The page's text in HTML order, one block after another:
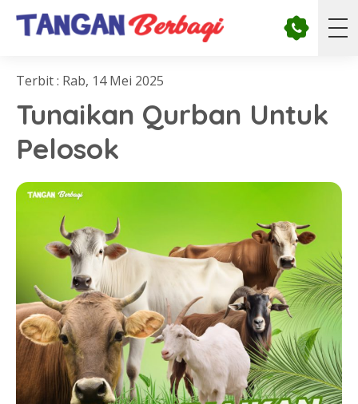
Terbit : Rab, 14 Mei 2025
Tunaikan Qurban Untuk
Pelosok